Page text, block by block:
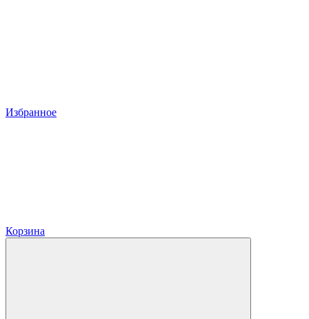
Избранное
Корзина